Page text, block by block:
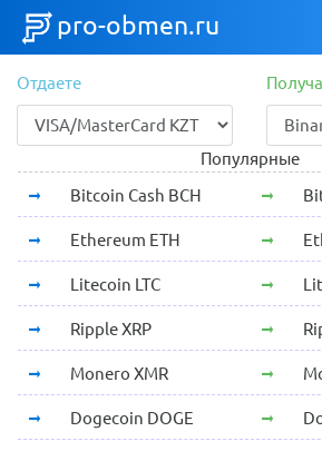
pro-obmen.ru
Отдаете
Популярные
Bitcoin Cash BCH
Ethereum ETH
Litecoin LTC
Ripple XRP
Monero XMR
Dogecoin DOGE